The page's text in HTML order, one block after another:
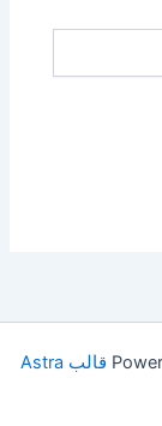
قالب Astra